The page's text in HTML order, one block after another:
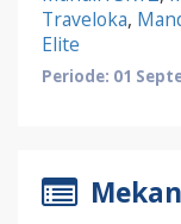
Traveloka,
Elite
Periode: 01